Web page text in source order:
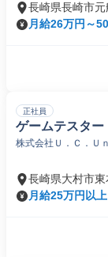
長崎県長崎市元
月給26万円～
正社員
ゲームテスター
株式会社Ｕ．Ｃ．Ｕ
長崎県大村市東
月給25万円以上